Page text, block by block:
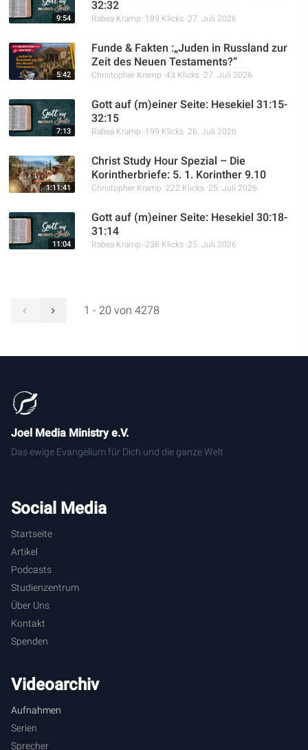
9:54
32:32
Rabea Kramp 189 Klicks 27. Juli 2026
5:42
Funde & Fakten :„Juden in Russland zur
Zeit des Neuen Testaments?“
Christopher Kramp 43 Klicks 27. Juli 2026
7:13
Gott auf (m)einer Seite: Hesekiel 31:15-
32:15
Rabea Kramp 199 Klicks 26. Juli 2026
1:11:41
Christ Study Hour Spezial – Die
Korintherbriefe: 5. 1. Korinther 9.10
Christopher Kramp 222 Klicks 25. Juli 2026
11:04
Gott auf (m)einer Seite: Hesekiel 30:18-
31:14
Rabea Kramp 238 Klicks 25. Juli 2026
1 - 20 von 4278
Joel Media Ministry e.V.
Das ewige Evangelium für Dich und die ganze Welt
Social Media
Startseite
Artikel
Podcasts
Studienzentrum
Über Uns
Kontakt
Spenden
Videoarchiv
Aufnahmen
Serien
Sprecher